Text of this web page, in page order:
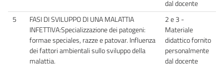
dal docente
5
FASI DI SVILUPPO DI UNA MALATTIA
INFETTIVA:Specializzazione dei patogeni:
formae speciales, razze e patovar. Influenza
dei fattori ambientali sullo sviluppo della
malattia.
2 e 3 -
Materiale
didattico fornito
personalmente
dal docente